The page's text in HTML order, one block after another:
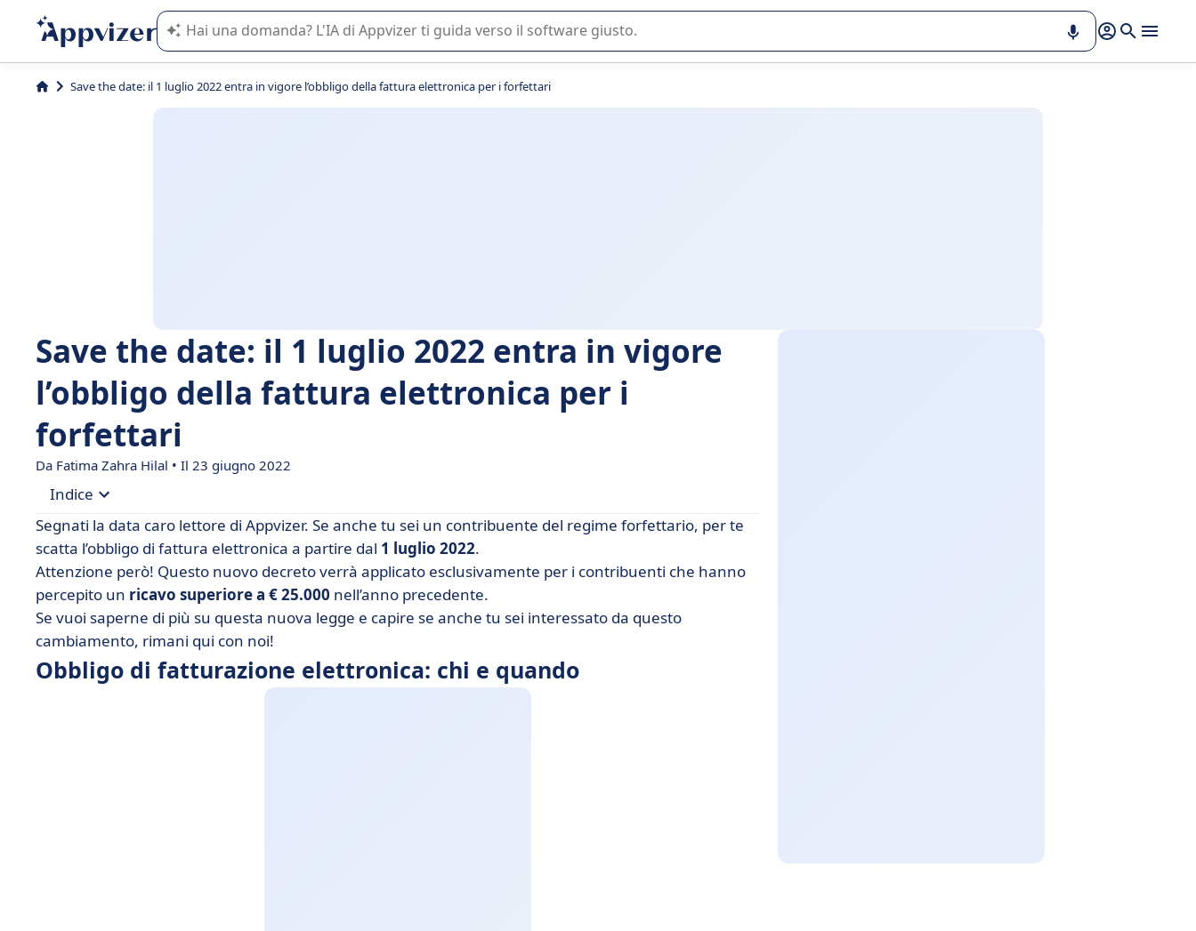
L'IA di Appvizer vi guida nell'utilizzo o nella scelta di un software SaaS per la vostra azienda.
Save the date: il 1 luglio 2022 entra in vigore l’obbligo della fattura elettronica per i forfettari
Save the date: il 1 luglio 2022 entra in vigore
l’obbligo della fattura elettronica per i
forfettari
Da Fatima Zahra Hilal • Il 23 giugno 2022
Indice
• Obbligo di fatturazione elettronica: chi e quando
• Cosa succederà al 1 luglio 2022 ?
Segnati la data caro lettore di Appvizer. Se anche tu sei un contribuente del regime forfettario, per te
scatta l’obbligo di fattura elettronica a partire dal 1 luglio 2022.
Attenzione però! Questo nuovo decreto verrà applicato esclusivamente per i contribuenti che hanno
percepito un ricavo superiore a € 25.000 nell’anno precedente.
Se vuoi saperne di più su questa nuova legge e capire se anche tu sei interessato da questo
cambiamento, rimani qui con noi!
Obbligo di fatturazione elettronica: chi e quando